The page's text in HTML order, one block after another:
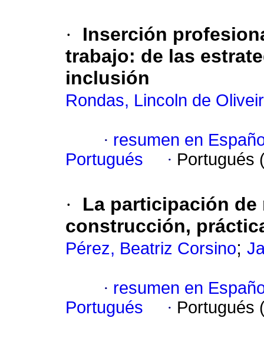
·
Inserción
trabajo: de las
inclusión
Rondas, Lincoln de
· resumen en
Portugués
· Portugués
·
La participación
construcción,
Pérez, Beatriz Corsino;
· resumen en
Portugués
· Portugués